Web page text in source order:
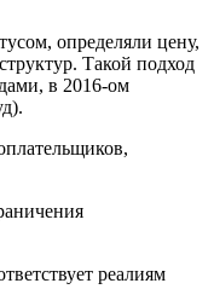
определяли цену,
Такой подход
в 2016-ом
реалиям